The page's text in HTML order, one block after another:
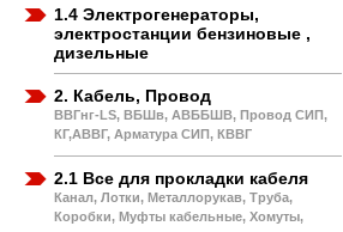
1.4 Электрогенераторы,
электростанции бензиновые ,
дизельные
2. Кабель, Провод
ВВГнг-LS, ВБШв, АВББШВ, Провод СИП,
КГ,АВВГ, Арматура СИП, КВВГ
2.1 Все для прокладки кабеля
Канал, Лотки, Металлорукав, Труба,
Коробки, Муфты кабельные, Хомуты,